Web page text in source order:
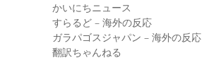
かいにちニュース
すらるど – 海外の反応
ガラパゴスジャパン – 海外の反応
翻訳ちゃんねる